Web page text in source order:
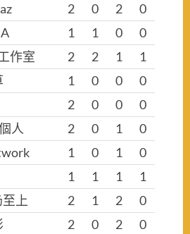
2 0 2
0
1 1 0
0
作室
2 2 1
1
1 0 0
0
2 0 0
0
人
2 0 1
0
1 0 1
0
1 1 1
1
上
2 1 2
0
2 0 2
0